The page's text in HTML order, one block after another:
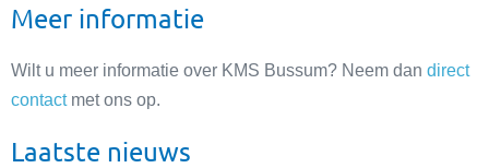
Meer informatie
Wilt u meer informatie over KMS Bussum? Neem dan direct
contactmet ons op.
Laatste nieuws